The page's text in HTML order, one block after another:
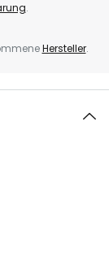
.
Hersteller.